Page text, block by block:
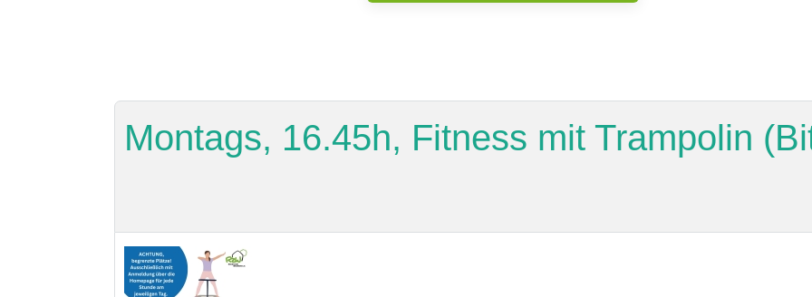
Montags, 16.45h, Fitness mit Trampolin